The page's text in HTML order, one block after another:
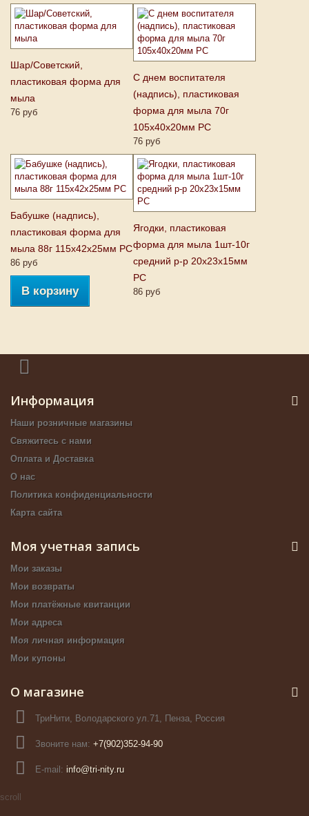
Шар/Советский,
пластиковая форма для
мыла
76 руб
С днем воспитателя
(надпись), пластиковая
форма для мыла 70г
105х40х20мм PC
76 руб
Бабушке (надпись),
пластиковая форма для
мыла 88г 115х42х25мм PC
86 руб
В корзину
Ягодки, пластиковая
форма для мыла 1шт-10г
средний р-р 20х23х15мм
PC
86 руб
Информация
Наши розничные магазины
Свяжитесь с нами
Оплата и Доставка
О нас
Политика конфиденциальности
Карта сайта
Моя учетная запись
Мои заказы
Мои возвраты
Мои платёжные квитанции
Мои адреса
Моя личная информация
Мои купоны
О магазине
ТриНити, Володарского ул.71, Пенза, Россия
Звоните нам: +7(902)352-94-90
E-mail: info@tri-nity.ru
scroll